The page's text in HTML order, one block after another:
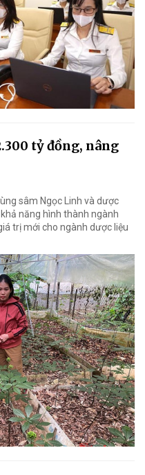
tỷ đồng, nâng
sâm Ngọc Linh và dược
năng hình thành ngành
trị mới cho ngành dược liệu